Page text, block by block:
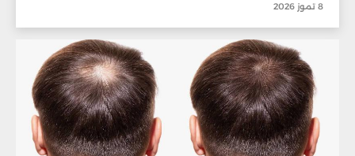
8 تموز 2026